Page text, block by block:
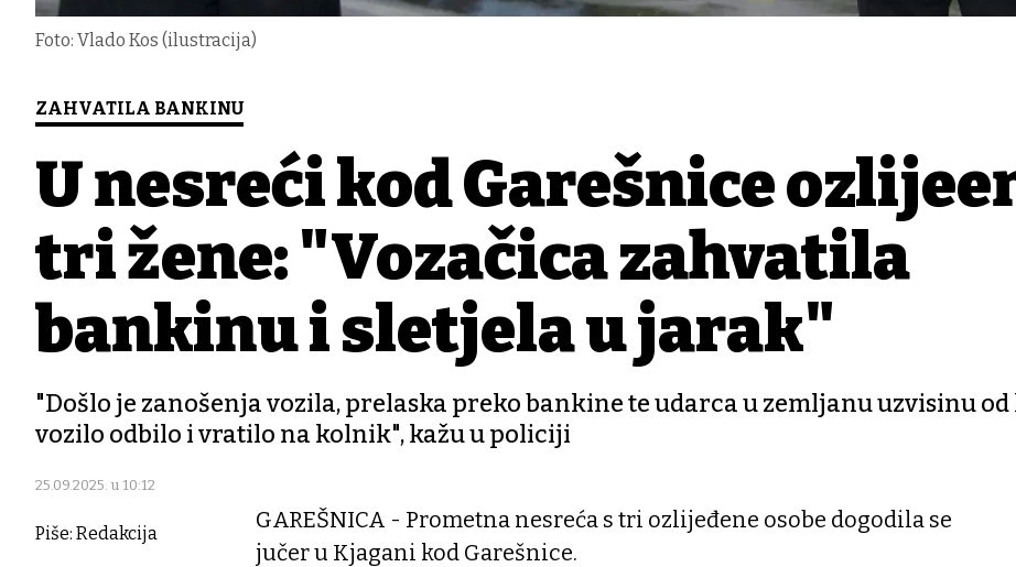
Foto: Vlado Kos (ilustracija)
ZAHVATILA BANKINU
U nesreći kod Garešnice
tri žene: "Vozačica zahvatila
bankinu i sletjela u jarak"
"Došlo je zanošenja vozila, prelaska preko bankine te udarca u zemljanu uzvisinu od
vozilo odbilo i vratilo na kolnik", kažu u policiji
25.09.2025. u 10:12
Piše: Redakcija
GAREŠNICA - Prometna nesreća s tri ozlijeđene osobe dogodila se
jučer u Kjagani kod Garešnice.